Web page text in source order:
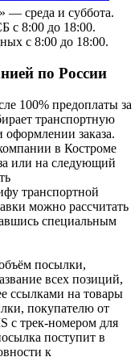
— среда и суббота.
с 8:00 до 18:00.
с 8:00 до 18:00.
по России
100% предоплаты за
транспортную
заказа.
в Костроме
или на следующий
транспортной
можно рассчитать
специальным
посылки,
всех позиций,
ссылками на товары
покупателю от
с трек-номером для
поступит в
к